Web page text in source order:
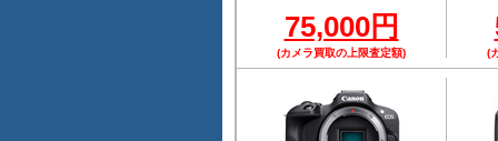
75,000円
(カメラ買取の上限査定額) (